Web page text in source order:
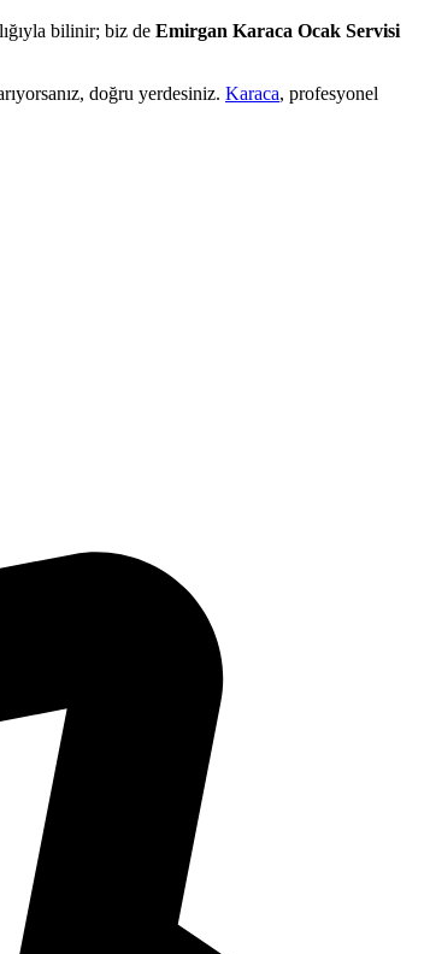
bilinir; biz de Emirgan Karaca Ocak Servisi
doğru yerdesiniz. Karaca, profesyonel